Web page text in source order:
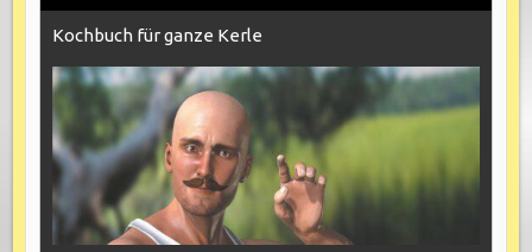
Kochbuch für ganze Kerle